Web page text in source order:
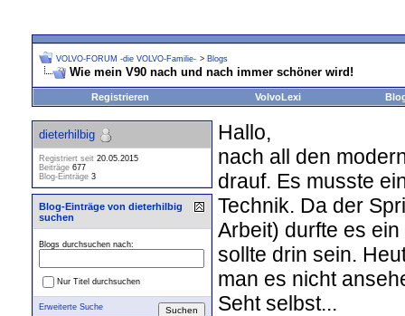
VOLVO-FORUM -die VOLVO-Familie- > Blogs
Wie mein V90 nach und nach immer schöner wird!
Registrieren VolvoLexi
Hallo,
nach all den
drauf. Es musste
Technik. Da der
Arbeit) durfte es
sollte drin sein.
man es nicht
Seht selbst...
dieterhilbig
Registriert seit 20.05.2015
Beiträge 677
Blog-Einträge 3
Blog-Einträge von dieterhilbig
suchen
Blogs durchsuchen nach:
Nur Titel durchsuchen
Erweiterte Suche